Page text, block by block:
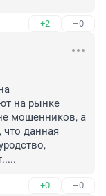
+2 –0
на рынке
мошенников, а
что данная
+0 –0